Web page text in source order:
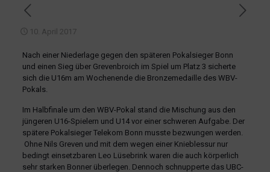
10. April 2017
Nach einer Niederlage gegen den späteren Pokalsieger Bonn
und einen Sieg über Grevenbroich im Spiel um Platz 3 sicherte
sich die U16m am Wochenende die Bronzemedaille des WBV-
Pokals.
Im Halbfinale um den WBV-Pokal stand die Mischung aus den
jüngeren U16-Spielern und U14 vor einer schweren Aufgabe. Der
spätere Pokalsieger Telekom Bonn musste bezwungen werden.
Ohne Nils Greven und mit dem wegen einer Knieblessur nur
bedingt einsetzbaren Leo Lüsebrink waren die auch körperlich
sehr starken Bonner überlegen. Dennoch schnupperte das UBC-